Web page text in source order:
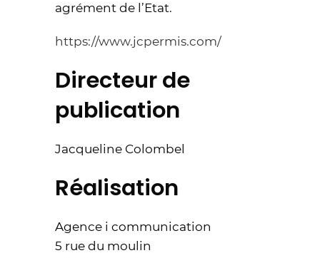
agrément de l’Etat.
https://www.jcpermis.com/
Directeur de
publication
Jacqueline Colombel
Réalisation
Agence i communication
5 rue du moulin